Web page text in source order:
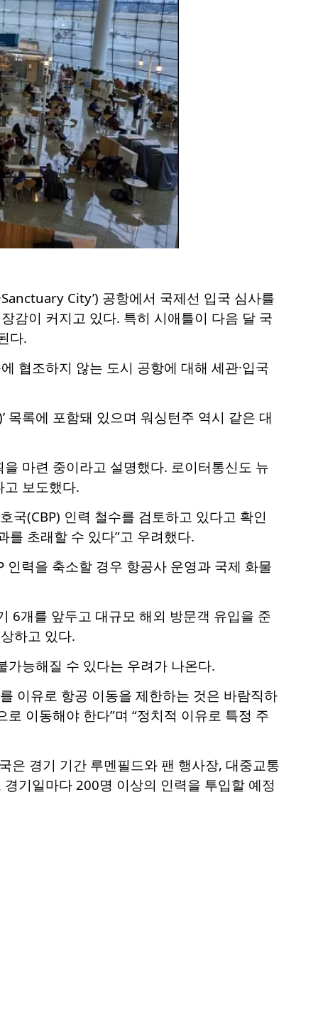
City’) 공항에서 국제선 입국 심사를
감이 커지고 있다. 특히 시애틀이 다음 달 국
다.
협조하지 않는 도시 공항에 대해 세관·입국
목록에 포함돼 있으며 워싱턴주 역시 같은 대
마련 중이라고 설명했다. 로이터통신도 뉴
보도했다.
국(CBP) 인력 철수를 검토하고 있다고 확인
를 초래할 수 있다”고 우려했다.
력을 축소할 경우 항공사 운영과 국제 화물
6개를 앞두고 대규모 해외 방문객 유입을 준
하고 있다.
능해질 수 있다는 우려가 나온다.
이유로 항공 이동을 제한하는 것은 바람직하
이동해야 한다”며 “정치적 이유로 특정 주
은 경기 기간 루멘필드와 팬 행사장, 대중교통
기일마다 200명 이상의 인력을 투입할 예정